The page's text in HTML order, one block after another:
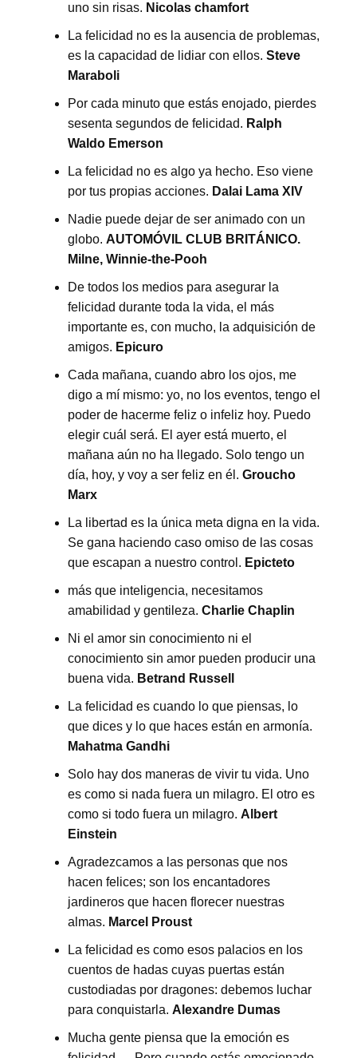
uno sin risas. Nicolas chamfort
La felicidad no es la ausencia de problemas,
es la capacidad de lidiar con ellos. Steve
Maraboli
Por cada minuto que estás enojado, pierdes
sesenta segundos de felicidad. Ralph
Waldo Emerson
La felicidad no es algo ya hecho. Eso viene
por tus propias acciones. Dalai Lama XIV
Nadie puede dejar de ser animado con un
globo. AUTOMÓVIL CLUB BRITÁNICO.
Milne, Winnie-the-Pooh
De todos los medios para asegurar la
felicidad durante toda la vida, el más
importante es, con mucho, la adquisición de
amigos. Epicuro
Cada mañana, cuando abro los ojos, me
digo a mí mismo: yo, no los eventos, tengo el
poder de hacerme feliz o infeliz hoy. Puedo
elegir cuál será. El ayer está muerto, el
mañana aún no ha llegado. Solo tengo un
día, hoy, y voy a ser feliz en él. Groucho
Marx
La libertad es la única meta digna en la vida.
Se gana haciendo caso omiso de las cosas
que escapan a nuestro control. Epicteto
más que inteligencia, necesitamos
amabilidad y gentileza. Charlie Chaplin
Ni el amor sin conocimiento ni el
conocimiento sin amor pueden producir una
buena vida. Betrand Russell
La felicidad es cuando lo que piensas, lo
que dices y lo que haces están en armonía.
Mahatma Gandhi
Solo hay dos maneras de vivir tu vida. Uno
es como si nada fuera un milagro. El otro es
como si todo fuera un milagro. Albert
Einstein
Agradezcamos a las personas que nos
hacen felices; son los encantadores
jardineros que hacen florecer nuestras
almas. Marcel Proust
La felicidad es como esos palacios en los
cuentos de hadas cuyas puertas están
custodiadas por dragones: debemos luchar
para conquistarla. Alexandre Dumas
Mucha gente piensa que la emoción es